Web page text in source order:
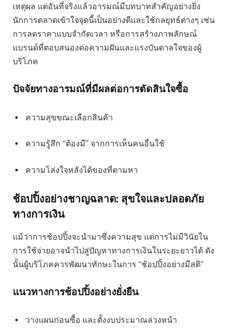
เหตุผล แต่อันที่จริงแล้วอารมณ์มีบทบาทสำคัญอย่างยิ่ง
นักการตลาดเข้าใจจุดนี้เป็นอย่างดีและใช้กลยุทธ์ต่างๆ เช่น
การลดราคาแบบจำกัดเวลา หรือการสร้างภาพลักษณ์
แบรนด์ที่ตอบสนองต่อความฝันและแรงบันดาลใจของผู้
บริโภค
ปัจจัยทางอารมณ์ที่มีผลต่อการตัดสินใจซื้อ
ความสุขขณะเลือกสินค้า
ความรู้สึก “ต้องมี” จากการเห็นคนอื่นใช้
ความโล่งใจหลังได้ของที่ตามหา
ช้อปปิ้งอย่างชาญฉลาด: สุขใจและปลอดภัย
ทางการเงิน
แม้ว่าการช้อปปิ้งจะนำมาซึ่งความสุข แต่การไม่มีวินัยใน
การใช้จ่ายอาจนำไปสู่ปัญหาทางการเงินในระยะยาวได้ ดัง
นั้นผู้บริโภคควรพัฒนาทักษะในการ “ช้อปปิ้งอย่างมีสติ”
แนวทางการช้อปปิ้งอย่างยั่งยืน
วางแผนก่อนซื้อ และตั้งงบประมาณล่วงหน้า